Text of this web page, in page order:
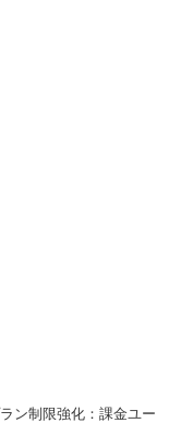
ン制限強化：課金ユー